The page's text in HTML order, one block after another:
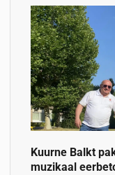
Kuurne Balkt
muzikaal